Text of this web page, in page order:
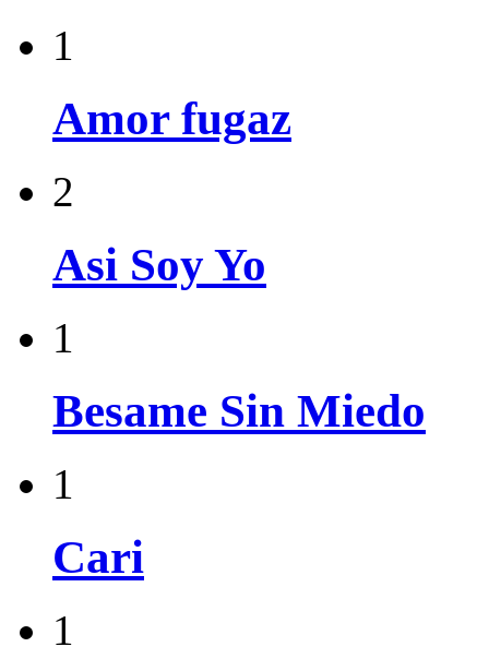
1
Amor fugaz
2
Asi Soy Yo
1
Besame Sin Miedo
1
Cari
1